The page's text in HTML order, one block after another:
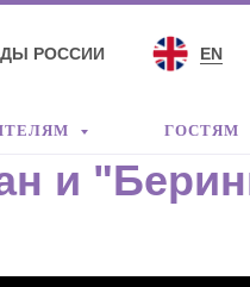
РОССИИ EN
ГОСТЯМ
и